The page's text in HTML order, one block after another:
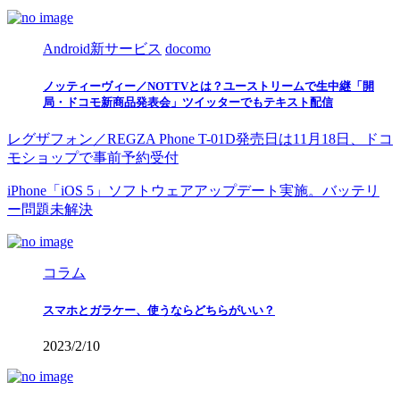
Android新サービス docomo
ノッティーヴィー／NOTTVとは？ユーストリームで生中継「開
局・ドコモ新商品発表会」ツイッターでもテキスト配信
レグザフォン／REGZA Phone T-01D発売日は11月18日、ドコ
モショップで事前予約受付
iPhone「iOS 5」ソフトウェアアップデート実施。バッテリ
ー問題未解決
コラム
スマホとガラケー、使うならどちらがいい？
2023/2/10